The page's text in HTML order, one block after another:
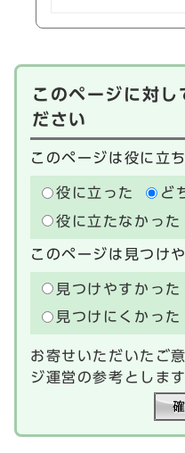
このページに対し
ださい
このページは役に立
役に立った
ど
役に立たなかった
このページは見つけ
見つけやすかった
見つけにくかった
お寄せいただいたご
ジ運営の参考とします